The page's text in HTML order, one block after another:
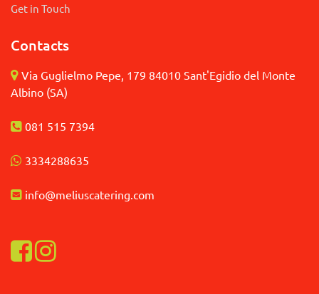
Get in Touch
Contacts
Via Guglielmo Pepe, 179 84010 Sant'Egidio del Monte
Albino (SA)
081 515 7394
3334288635
info@meliuscatering. com
Visualizza la nostra pagina Facebook
Visualizza il nostro profilo Instagram